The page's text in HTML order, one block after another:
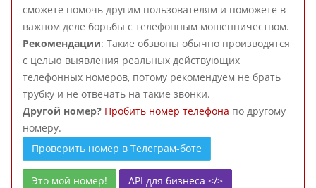
сможете помочь другим пользователям и поможете в
важном деле борьбы с телефонным мошенничеством.
Рекомендации: Такие обзвоны обычно производятся
с целью выявления реальных действующих
телефонных номеров, потому рекомендуем не брать
трубку и не отвечать на такие звонки.
Другой номер? Пробить номер телефона по другому
номеру.
Проверить номер в Телеграм-боте
Это мой номер! API для бизнеса </>